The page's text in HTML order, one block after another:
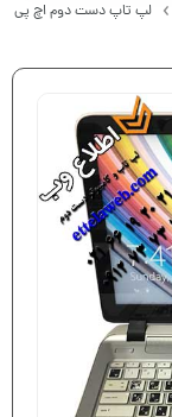
لپ تاپ دست دوم اچ پی